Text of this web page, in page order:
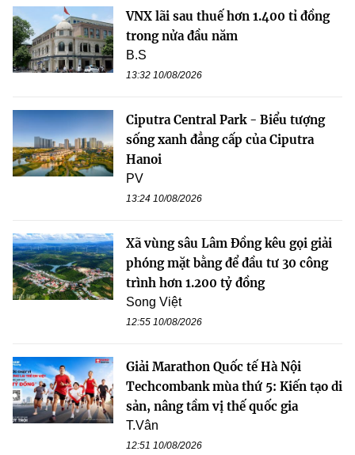
VNX lãi sau thuế hơn 1.400 tỉ đồng
trong nửa đầu năm
B.S
13:32 10/08/2026
Ciputra Central Park - Biểu tượng
sống xanh đẳng cấp của Ciputra
Hanoi
PV
13:24 10/08/2026
Xã vùng sâu Lâm Đồng kêu gọi giải
phóng mặt bằng để đầu tư 30 công
trình hơn 1.200 tỷ đồng
Song Việt
12:55 10/08/2026
Giải Marathon Quốc tế Hà Nội
Techcombank mùa thứ 5: Kiến tạo di
sản, nâng tầm vị thế quốc gia
T.Vân
12:51 10/08/2026